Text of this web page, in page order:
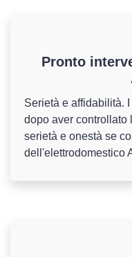
Pronto
Serietà e affidabilità.
dopo aver controllato
serietà e onestà se
dell'elettrodomestico